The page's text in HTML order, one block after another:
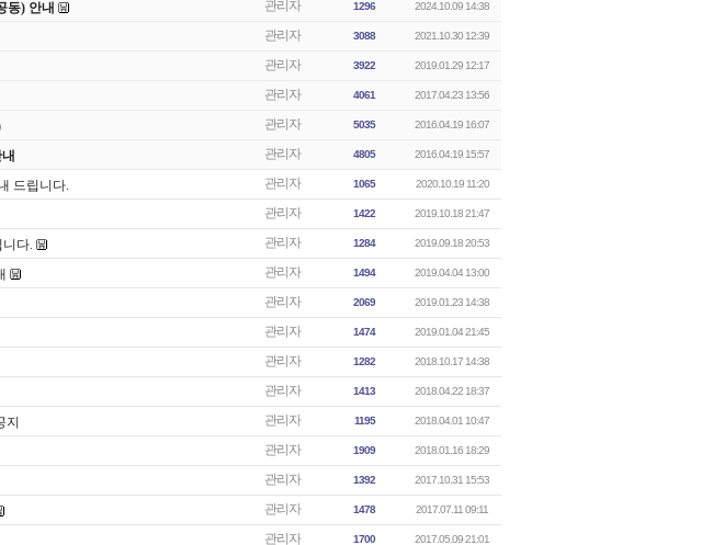
동) 안내 관리자 1296 2024.10.09 14:38
관리자 3088 2021.10.30 12:39
관리자 3922 2019.01.29 12:17
관리자 4061 2017.04.23 13:56
관리자 5035 2016.04.19 16:07
관리자 4805 2016.04.19 15:57
드립니다. 관리자 1065 2020.10.19 11:20
관리자 1422 2019.10.18 21:47
다. 관리자 1284 2019.09.18 20:53
관리자 1494 2019.04.04 13:00
관리자 2069 2019.01.23 14:38
관리자 1474 2019.01.04 21:45
관리자 1282 2018.10.17 14:38
관리자 1413 2018.04.22 18:37
지 관리자 1195 2018.04.01 10:47
관리자 1909 2018.01.16 18:29
관리자 1392 2017.10.31 15:53
관리자 1478 2017.07.11 09:11
관리자 1700 2017.05.09 21:01